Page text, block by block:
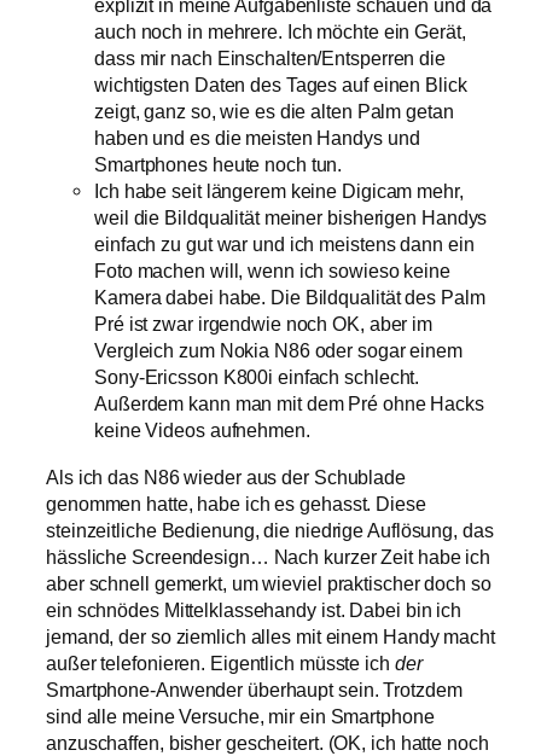
explizit in meine Aufgabenliste schauen und da
auch noch in mehrere. Ich möchte ein Gerät,
dass mir nach Einschalten/Entsperren die
wichtigsten Daten des Tages auf einen Blick
zeigt, ganz so, wie es die alten Palm getan
haben und es die meisten Handys und
Smartphones heute noch tun.
Ich habe seit längerem keine Digicam mehr,
weil die Bildqualität meiner bisherigen Handys
einfach zu gut war und ich meistens dann ein
Foto machen will, wenn ich sowieso keine
Kamera dabei habe. Die Bildqualität des Palm
Pré ist zwar irgendwie noch OK, aber im
Vergleich zum Nokia N86 oder sogar einem
Sony-Ericsson K800i einfach schlecht.
Außerdem kann man mit dem Pré ohne Hacks
keine Videos aufnehmen.
Als ich das N86 wieder aus der Schublade
genommen hatte, habe ich es gehasst. Diese
steinzeitliche Bedienung, die niedrige Auflösung, das
hässliche Screendesign… Nach kurzer Zeit habe ich
aber schnell gemerkt, um wieviel praktischer doch so
ein schnödes Mittelklassehandy ist. Dabei bin ich
jemand, der so ziemlich alles mit einem Handy macht
außer telefonieren. Eigentlich müsste ich der
Smartphone-Anwender überhaupt sein. Trotzdem
sind alle meine Versuche, mir ein Smartphone
anzuschaffen, bisher gescheitert. (OK, ich hatte noch